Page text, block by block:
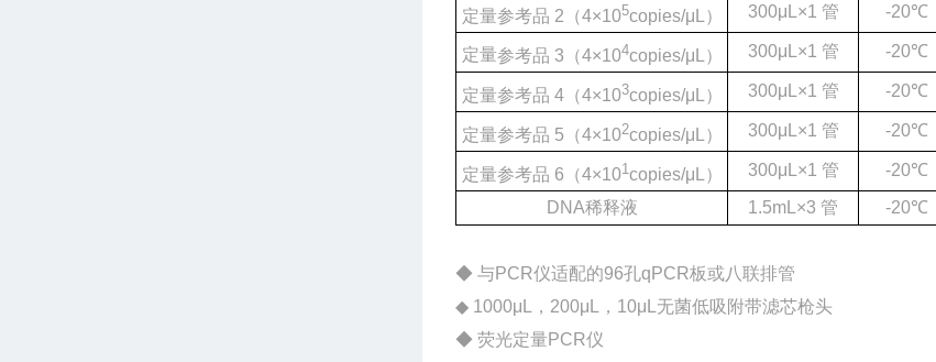
定量参考品 2（4×105copies/μL） 300μL×1 管 -20℃
定量参考品 3（4×104copies/μL） 300μL×1 管 -20℃
定量参考品 4（4×103copies/μL） 300μL×1 管 -20℃
定量参考品 5（4×102copies/μL） 300μL×1 管 -20℃
定量参考品 6（4×101copies/μL） 300μL×1 管
-20℃
DNA稀释液
1.5mL×3 管 -20℃
◆ 与PCR仪适配的96孔qPCR板或八联排管
◆ 1000μL，200μL，10μL无菌低吸附带滤芯枪头
◆ 荧光定量PCR仪